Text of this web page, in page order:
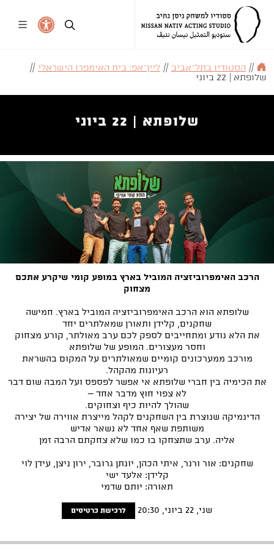
// הסטודיו בתל־אביב // ליין־אפ: בית האימפרו הישראלי //
שלופתא | 22 ביוני
שלופתא | 22 ביוני
הרכב האימפרוביזציה המוביל בארץ במופע קומי שיקרע אתכם
מצחוק
שלופתא הוא הרכב האימפרוביזציה המוביל בארץ. חמישה
שחקנים, קלידן ותאורן שמאלתרים יחד
את הלא נודע ומתחייבים לספק לכם ערב מאולתר, קורע מצחוק
וחסר מעצורים. המופע של שלופתא
מורכב ממערכונים קומיים שמאולתרים על המקום בהשראת
רעיונות מהקהל.
את הכימיה בין חברי שלופתא אי אפשר לפספס ועל המבה שום דבר
לא צפוי חוץ מדבר אחד –
שהולך להיות כיף וצחוקים.
הדינמיקה שנוצרת בין השחקנים לקהל מייצרת אווירה של יצירה
משותפת שאף אחד לא נשאר אדיש
אליה. ערב שתצחקו בו כמו שלא צחקתם הרבה זמן
שחקנים: אור ורנר, איתי הכהן, יונתן גרובר, ירון ניצן, עידן לוי
קלידן: אלעד ישי
תאורה: יותם שדמי
שני, 22 ביוני, 20:30 לרכישת כרטיסים